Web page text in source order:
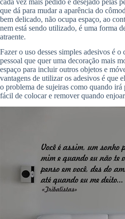
cada vez mais pedido e desejado pelas
que dá para mudar a aparência do
bem delicado, não ocupa espaço, ao
nem está sendo utilizado, é uma forma
atraente.
Fazer o uso desses simples adesivos é
pessoal que quer uma decoração mais
espaço para incluir outros objetos e
vantagens de utilizar os adesivos é que
o problema de sujeiras como quando
fácil de colocar e remover quando